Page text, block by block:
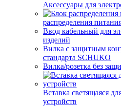
Аксессуары для
распределения
Ввод кабельный для
изделий
Вилка с защитным
стандарта SCHUKO
Вилка/розетка без
Вставка светящаяся
устройств